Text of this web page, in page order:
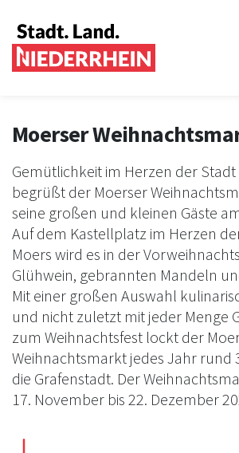
Moerser
Gemütlichkeit im Herzen der
begrüßt der Moerser
seine großen und kleinen Gäste
Auf dem Kastellplatz im Herzen
Moers wird es in der
Glühwein, gebrannten Mandeln
Mit einer großen Auswahl
und nicht zuletzt mit jeder Menge
zum Weihnachtsfest lockt der
Weihnachtsmarkt jedes Jahr rund
die Grafenstadt. Der
17. November bis 22. Dezember